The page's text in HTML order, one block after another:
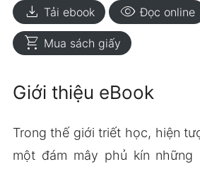
download Tải ebook visibility Đọc online
shopping_cart Mua sách giấy
Giới thiệu eBook
Trong thế giới triết học, hiện
một đám mây phủ kín những